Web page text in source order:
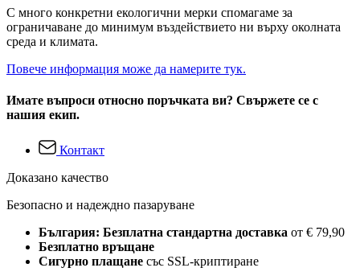
С много конкретни екологични мерки спомагаме за
ограничаване до минимум въздействието ни върху околната
среда и климата.
Повече информация може да намерите тук.
Имате въпроси относно поръчката ви? Свържете се с
нашия екип.
Контакт
Доказано качество
Безопасно и надеждно пазаруване
България: Безплатна стандартна доставка от € 79,90
Безплатно връщане
Сигурно плащане със SSL-криптиране